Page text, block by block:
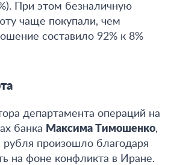
При этом безналичную
чаще покупали, чем
составило 92% к 8%
департамента операций на
банка Максима Тимошенко,
рубля произошло благодаря
на фоне конфликта в Иране.